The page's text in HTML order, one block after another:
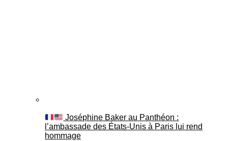
Joséphine Baker au Panthéon :
l’ambassade des États-Unis à Paris lui rend
hommage